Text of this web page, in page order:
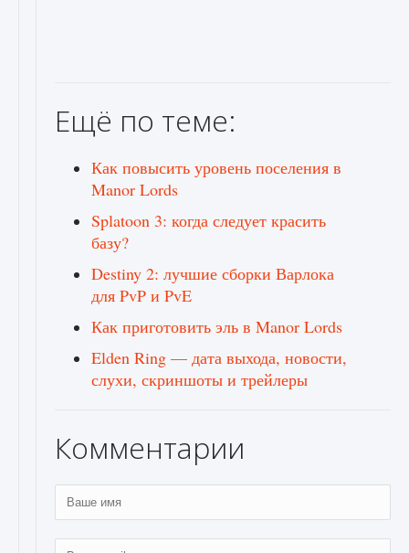
Ещё по теме:
Как повысить уровень поселения в
Manor Lords
Splatoon 3: когда следует красить
базу?
Destiny 2: лучшие сборки Варлока
для PvP и PvE
Как приготовить эль в Manor Lords
Elden Ring — дата выхода, новости,
слухи, скриншоты и трейлеры
Комментарии